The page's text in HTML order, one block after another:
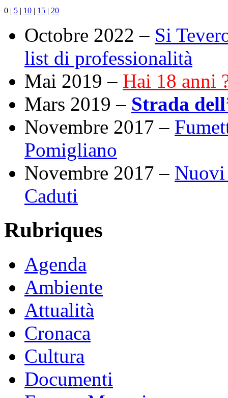
0 | 5 | 10 | 15 | 20
Octobre 2022 – Si
list di professionalità
Mai 2019 – Hai 18 anni
Mars 2019 – Strada
Novembre 2017 –
Pomigliano
Novembre 2017 – Nuovi
Caduti
Rubriques
Agenda
Ambiente
Attualità
Cronaca
Cultura
Documenti